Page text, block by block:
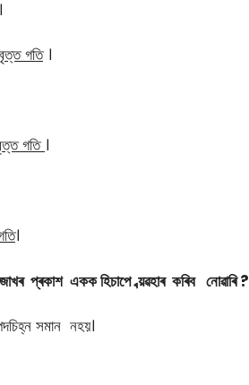
।
গতি।
গতি ।
।
প্ৰকাশ একক হিচাপে ব্য়ৱহাৰ কৰিব নোৱাৰি ?
সমান নহয়।